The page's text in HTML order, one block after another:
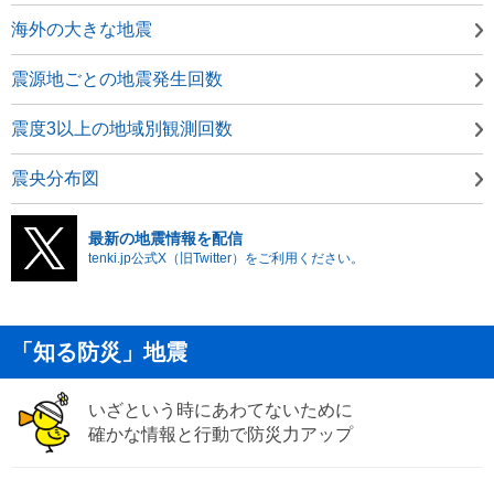
海外の大きな地震
震源地ごとの地震発生回数
震度3以上の地域別観測回数
震央分布図
最新の地震情報を配信
tenki.jp公式X（旧Twitter）をご利用ください。
「知る防災」地震
いざという時にあわてないために
確かな情報と行動で防災力アップ